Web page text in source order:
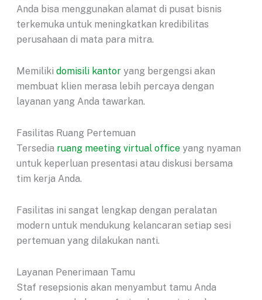
Anda bisa menggunakan alamat di pusat bisnis
terkemuka untuk meningkatkan kredibilitas
perusahaan di mata para mitra.
Memiliki domisili kantoryang bergengsi akan
membuat klien merasa lebih percaya dengan
layanan yang Anda tawarkan.
Fasilitas Ruang Pertemuan
Tersedia ruang meeting virtual officeyang nyaman
untuk keperluan presentasi atau diskusi bersama
tim kerja Anda.
Fasilitas ini sangat lengkap dengan peralatan
modern untuk mendukung kelancaran setiap sesi
pertemuan yang dilakukan nanti.
Layanan Penerimaan Tamu
Staf resepsionis akan menyambut tamu Anda